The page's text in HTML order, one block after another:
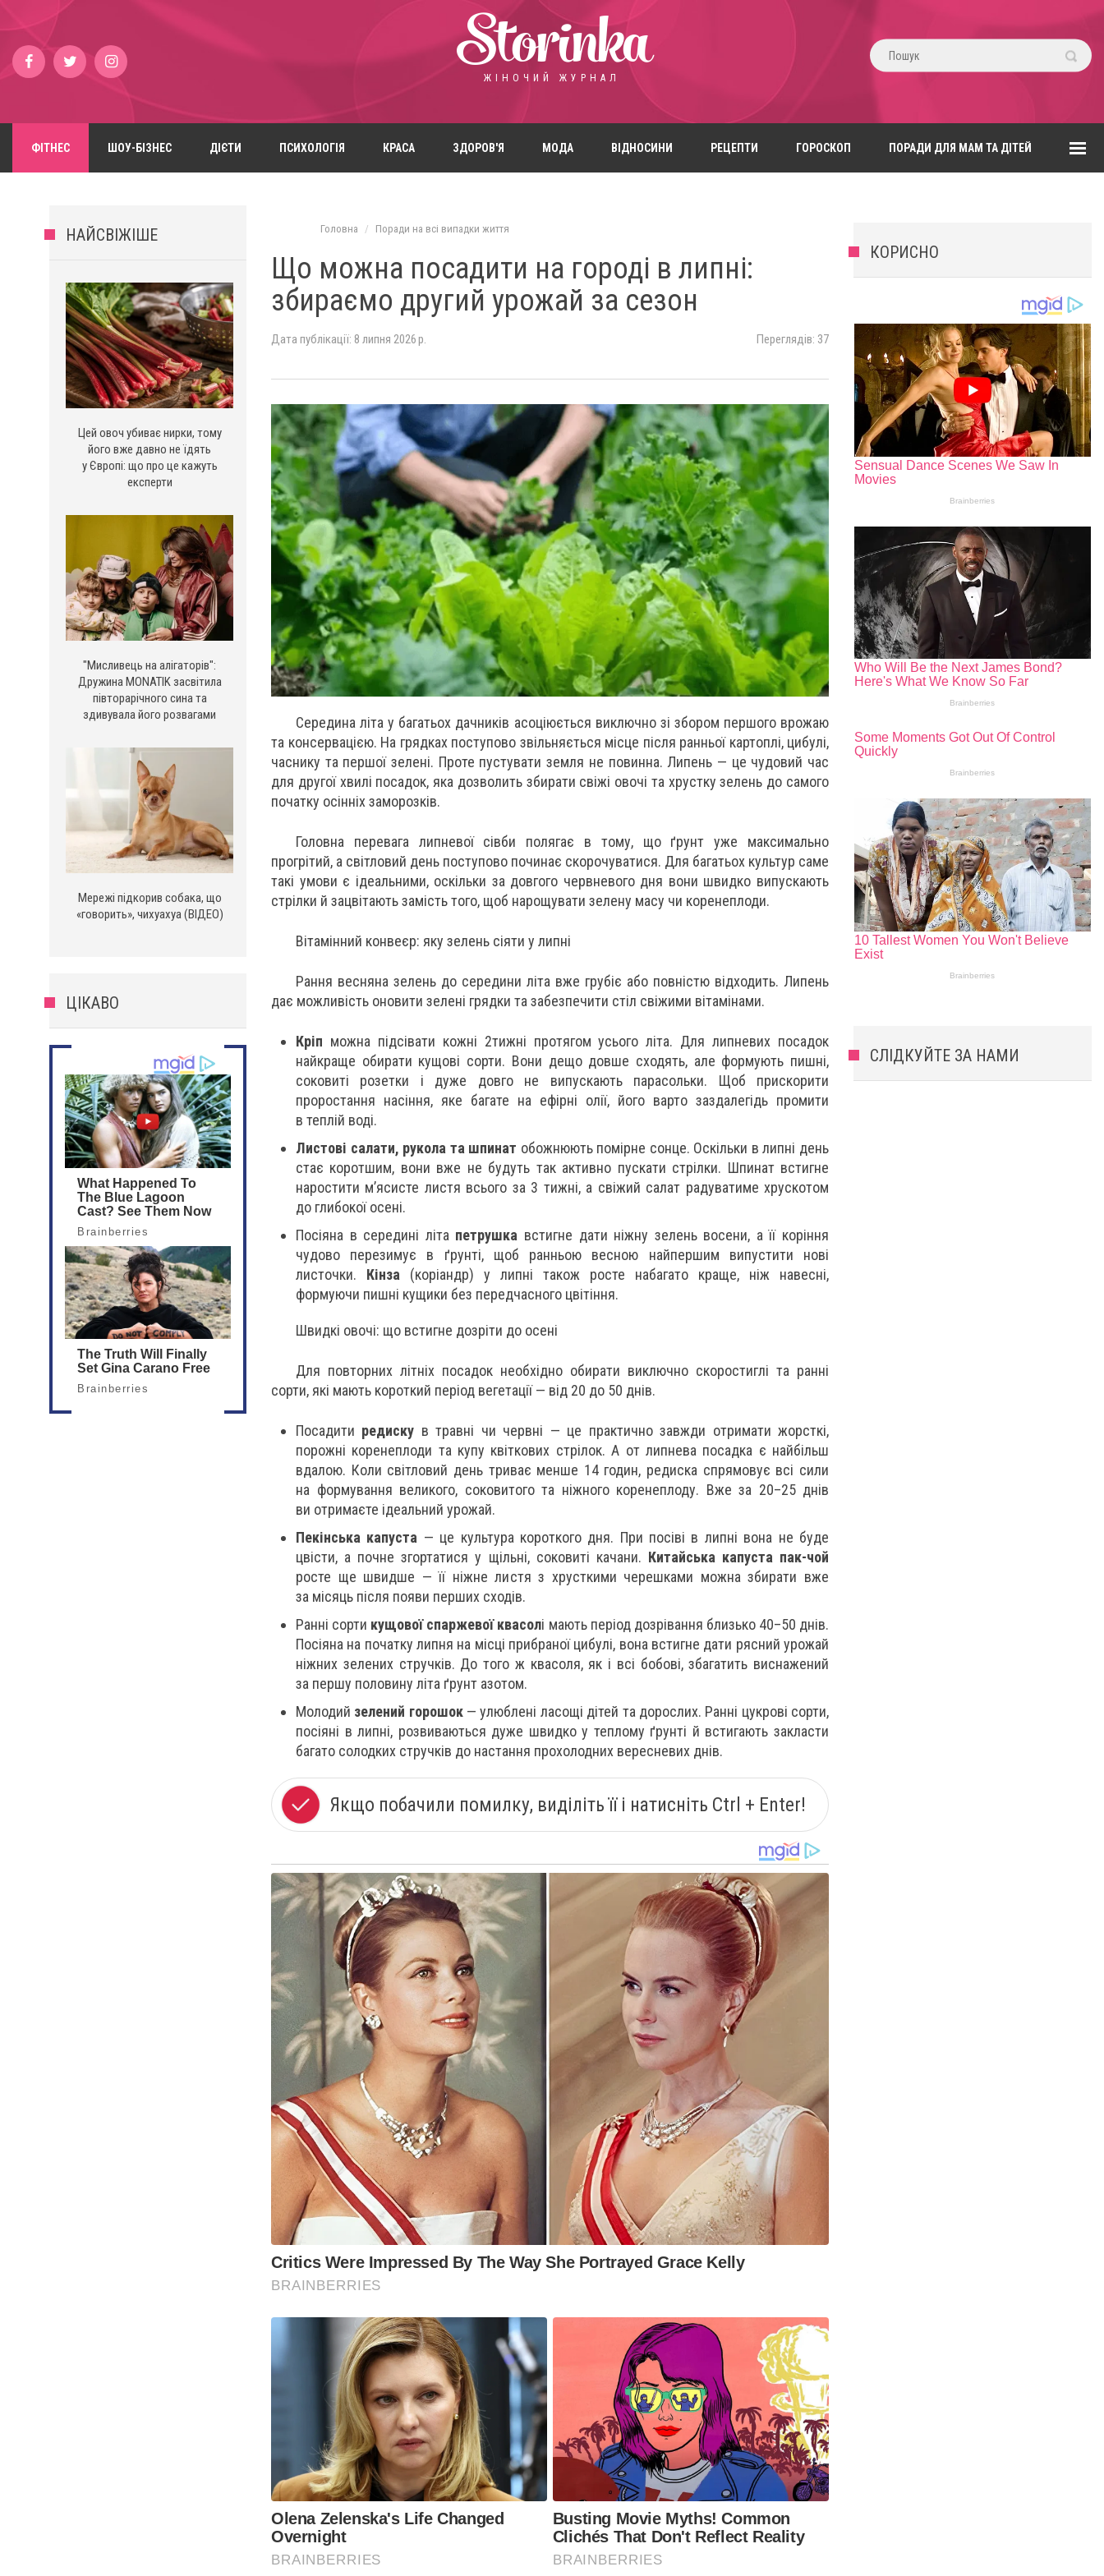
Storinka
ЖІНОЧИЙ ЖУРНАЛ
ФІТНЕС ШОУ-БІЗНЕС ДІЄТИ ПСИХОЛОГІЯ КРАСА ЗДОРОВ'Я МОДА ВІДНОСИНИ РЕЦЕПТИ ГОРОСКОП ПОРАДИ ДЛЯ МАМ ТА ДІТЕЙ
НАЙСВІЖІШЕ
Цей овоч убиває нирки, тому
його вже давно не їдять
у Європі: що про це кажуть
експерти
"Мисливець на алігаторів":
Дружина MONATIK засвітила
півторарічного сина та
здивувала його розвагами
Мережі підкорив собака, що
«говорить», чихуахуа (ВІДЕО)
ЦІКАВО
Головна Поради на всі випадки життя
Що можна посадити на городі в липні:
збираємо другий урожай за сезон
Дата публікації: 8 липня 2026 р. Переглядів: 37
Середина літа у багатьох дачників асоціюється виключно зі збором першого врожаю
та консервацією. На грядках поступово звільняється місце після ранньої картоплі, цибулі,
часнику та першої зелені. Проте пустувати земля не повинна. Липень — це чудовий час
для другої хвилі посадок, яка дозволить збирати свіжі овочі та хрустку зелень до самого
початку осінніх заморозків.
Головна перевага липневої сівби полягає в тому, що ґрунт уже максимально
прогрітий, а світловий день поступово починає скорочуватися. Для багатьох культур саме
такі умови є ідеальними, оскільки за довгого червневого дня вони швидко випускають
стрілки й зацвітають замість того, щоб нарощувати зелену масу чи коренеплоди.
Вітамінний конвеєр: яку зелень сіяти у липні
Рання весняна зелень до середини літа вже грубіє або повністю відходить. Липень
дає можливість оновити зелені грядки та забезпечити стіл свіжими вітамінами.
Кріп можна підсівати кожні 2тижні протягом усього літа. Для липневих посадок
найкраще обирати кущові сорти. Вони дещо довше сходять, але формують пишні,
соковиті розетки і дуже довго не випускають парасольки. Щоб прискорити
проростання насіння, яке багате на ефірні олії, його варто заздалегідь промити
в теплій воді.
Листові салати, рукола та шпинат обожнюють помірне сонце. Оскільки в липні день
стає коротшим, вони вже не будуть так активно пускати стрілки. Шпинат встигне
наростити м’ясисте листя всього за 3 тижні, а свіжий салат радуватиме хрускотом
до глибокої осені.
Посіяна в середині літа петрушка встигне дати ніжну зелень восени, а її коріння
чудово перезимує в ґрунті, щоб ранньою весною найпершим випустити нові
листочки. Кінза (коріандр) у липні також росте набагато краще, ніж навесні,
формуючи пишні кущики без передчасного цвітіння.
Швидкі овочі: що встигне дозріти до осені
Для повторних літніх посадок необхідно обирати виключно скоростиглі та ранні
сорти, які мають короткий період вегетації — від 20 до 50 днів.
Посадити редиску в травні чи червні — це практично завжди отримати жорсткі,
порожні коренеплоди та купу квіткових стрілок. А от липнева посадка є найбільш
вдалою. Коли світловий день триває менше 14 годин, редиска спрямовує всі сили
на формування великого, соковитого та ніжного коренеплоду. Вже за 20–25 днів
ви отримаєте ідеальний урожай.
Пекінська капуста — це культура короткого дня. При посіві в липні вона не буде
цвісти, а почне згортатися у щільні, соковиті качани. Китайська капуста пак-чой
росте ще швидше — її ніжне листя з хрусткими черешками можна збирати вже
за місяць після появи перших сходів.
Ранні сорти кущової спаржевої квасолі мають період дозрівання близько 40–50 днів.
Посіяна на початку липня на місці прибраної цибулі, вона встигне дати рясний урожай
ніжних зелених стручків. До того ж квасоля, як і всі бобові, збагатить виснажений
за першу половину літа ґрунт азотом.
Молодий зелений горошок — улюблені ласощі дітей та дорослих. Ранні цукрові сорти,
посіяні в липні, розвиваються дуже швидко у теплому ґрунті й встигають закласти
багато солодких стручків до настання прохолодних вересневих днів.
Якщо побачили помилку, виділіть її і натисніть Ctrl + Enter!
Critics Were Impressed By The Way She Portrayed Grace Kelly
BRAINBERRIES
Olena Zelenska's Life Changed
Overnight
BRAINBERRIES
Busting Movie Myths! Common
Clichés That Don't Reflect Reality
BRAINBERRIES
КОРИСНО
СЛІДКУЙТЕ ЗА НАМИ